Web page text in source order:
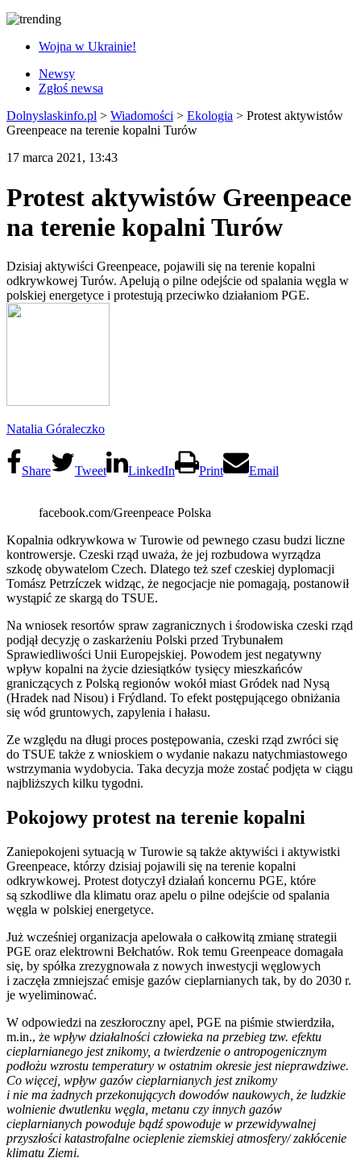
Wojna w Ukrainie!
Newsy
Zgłoś newsa
Dolnyslaskinfo.pl > Wiadomości > Ekologia > Protest aktywistów
Greenpeace na terenie kopalni Turów
17 marca 2021, 13:43
Protest aktywistów Greenpeace
na terenie kopalni Turów
Dzisiaj aktywiści Greenpeace, pojawili się na terenie kopalni
odkrywkowej Turów. Apelują o pilne odejście od spalania węgla w
polskiej energetyce i protestują przeciwko działaniom PGE.
Natalia Góraleczko
Share Tweet LinkedIn Print Email
facebook.com/Greenpeace Polska
Kopalnia odkrywkowa w Turowie od pewnego czasu budzi liczne
kontrowersje. Czeski rząd uważa, że jej rozbudowa wyrządza
szkodę obywatelom Czech. Dlatego też szef czeskiej dyplomacji
Tomász Petrzíczek widząc, że negocjacje nie pomagają, postanowił
wystąpić ze skargą do TSUE.
Na wniosek resortów spraw zagranicznych i środowiska czeski rząd
podjął decyzję o zaskarżeniu Polski przed Trybunałem
Sprawiedliwości Unii Europejskiej. Powodem jest negatywny
wpływ kopalni na życie dziesiątków tysięcy mieszkańców
graniczących z Polską regionów wokół miast Gródek nad Nysą
(Hradek nad Nisou) i Frýdland. To efekt postępującego obniżania
się wód gruntowych, zapylenia i hałasu.
Ze względu na długi proces postępowania, czeski rząd zwróci się
do TSUE także z wnioskiem o wydanie nakazu natychmiastowego
wstrzymania wydobycia. Taka decyzja może zostać podjęta w ciągu
najbliższych kilku tygodni.
Pokojowy protest na terenie kopalni
Zaniepokojeni sytuacją w Turowie są także aktywiści i aktywistki
Greenpeace, którzy dzisiaj pojawili się na terenie kopalni
odkrywkowej. Protest dotyczył działań koncernu PGE, które
są szkodliwe dla klimatu oraz apelu o pilne odejście od spalania
węgla w polskiej energetyce.
Już wcześniej organizacja apelowała o całkowitą zmianę strategii
PGE oraz elektrowni Bełchatów. Rok temu Greenpeace domagała
się, by spółka zrezygnowała z nowych inwestycji węglowych
i zaczęła zmniejszać emisje gazów cieplarnianych tak, by do 2030 r.
je wyeliminować.
W odpowiedzi na zeszłoroczny apel, PGE na piśmie stwierdziła,
m.in., że wpływ działalności człowieka na przebieg tzw. efektu
cieplarnianego jest znikomy, a twierdzenie o antropogenicznym
podłożu wzrostu temperatury w ostatnim okresie jest nieprawdziwe.
Co więcej, wpływ gazów cieplarnianych jest znikomy
i nie ma żadnych przekonujących dowodów naukowych, że ludzkie
wolnienie dwutlenku węgla, metanu czy innych gazów
cieplarnianych powoduje bądź spowoduje w przewidywalnej
przyszłości katastrofalne ocieplenie ziemskiej atmosfery/ zakłócenie
klimatu Ziemi.